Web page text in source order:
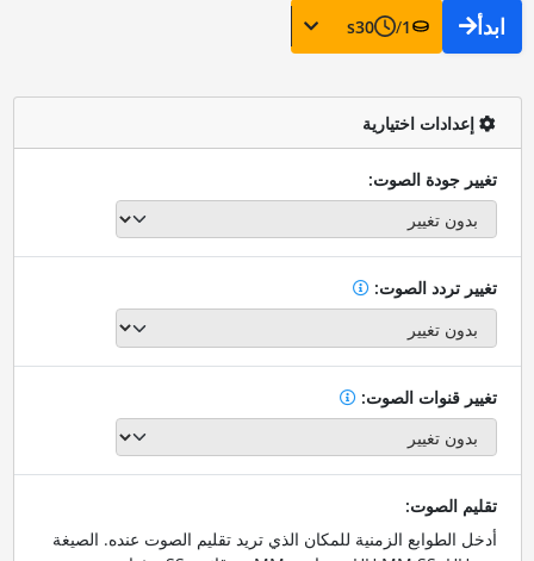
ابدأ 1
/
30
s
إعدادات اختيارية
تغيير جودة الصوت:
تغيير تردد الصوت:
تغيير قنوات الصوت:
تقليم الصوت:
أدخل الطوابع الزمنية للمكان الذي تريد تقليم الصوت عنده. الصيغة